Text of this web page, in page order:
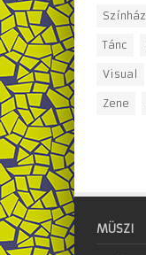
Színház
Tánc
Visual
Zene
MÜSZI